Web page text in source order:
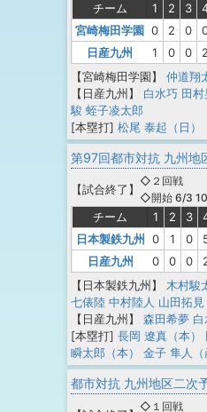
チーム 1 2 3
宮崎梅田学園 0 2 0
日産九州
1 0 0 2
【宮崎梅田学園】
仲道翔
【日産九州】
白水巧 田
駿 蛭子凌太郎
[本塁打] 松尾 泰起（日）
第97回都市対抗 九州地
【試合終了 】
◇２回戦
◇開始 6/3
チーム 1 2 3
日本製鉄九州
0 1 0
日産九州
0 0 0
【日本製鉄九州】
木村駿
七俵陸 中村陸人 山田拓見
【日産九州】
森田希夢
[本塁打] 長岡 遼真（本）
瞬太郎（本）
金子 隼人（
都市対抗 九州地区二次
◇１回戦